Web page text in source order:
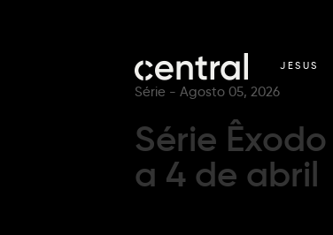
JESUS
Série - Agosto 05, 2026
Série
a 4 de abril